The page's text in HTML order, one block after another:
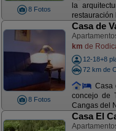
8 Fotos
la
restauración
8 Fotos
Casa de
km de
12-18+8
72 km de
Casa
concejo de
Cangas del
Casa El